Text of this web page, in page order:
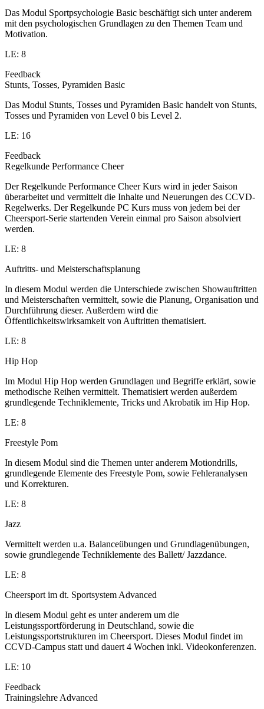
Das Modul Sportpsychologie Basic beschäftigt sich unter anderem
mit den psychologischen Grundlagen zu den Themen Team und
Motivation.
LE: 8
Feedback
Stunts, Tosses, Pyramiden Basic
Das Modul Stunts, Tosses und Pyramiden Basic handelt von Stunts,
Tosses und Pyramiden von Level 0 bis Level 2.
LE: 16
Feedback
Regelkunde Performance Cheer
Der Regelkunde Performance Cheer Kurs wird in jeder Saison
überarbeitet und vermittelt die Inhalte und Neuerungen des CCVD-
Regelwerks. Der Regelkunde PC Kurs muss von jedem bei der
Cheersport-Serie startenden Verein einmal pro Saison absolviert
werden.
LE: 8
Auftritts- und Meisterschaftsplanung
In diesem Modul werden die Unterschiede zwischen Showauftritten
und Meisterschaften vermittelt, sowie die Planung, Organisation und
Durchführung dieser. Außerdem wird die
Öffentlichkeitswirksamkeit von Auftritten thematisiert.
LE: 8
Hip Hop
Im Modul Hip Hop werden Grundlagen und Begriffe erklärt, sowie
methodische Reihen vermittelt. Thematisiert werden außerdem
grundlegende Techniklemente, Tricks und Akrobatik im Hip Hop.
LE: 8
Freestyle Pom
In diesem Modul sind die Themen unter anderem Motiondrills,
grundlegende Elemente des Freestyle Pom, sowie Fehleranalysen
und Korrekturen.
LE: 8
Jazz
Vermittelt werden u.a. Balanceübungen und Grundlagenübungen,
sowie grundlegende Techniklemente des Ballett/ Jazzdance.
LE: 8
Cheersport im dt. Sportsystem Advanced
In diesem Modul geht es unter anderem um die
Leistungssportförderung in Deutschland, sowie die
Leistungssportstrukturen im Cheersport. Dieses Modul findet im
CCVD-Campus statt und dauert 4 Wochen inkl. Videokonferenzen.
LE: 10
Feedback
Trainingslehre Advanced